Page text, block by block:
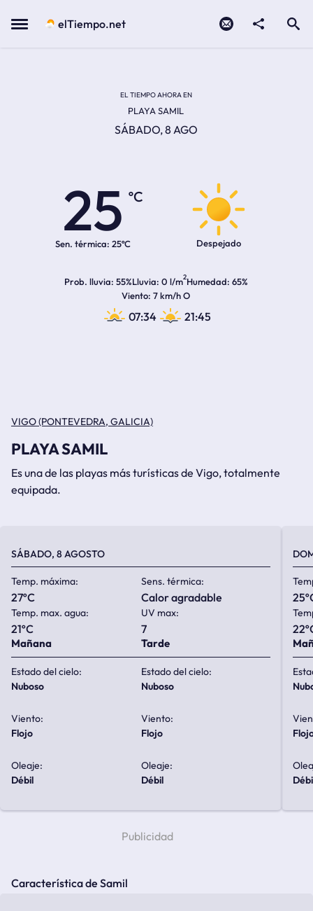
Menu elTiempo.net
EL TIEMPO AHORA EN
PLAYA SAMIL
SÁBADO, 8 AGO
25
ºC
Sen. térmica: 25ºC Despejado
Prob. lluvia 55%Lluvia 0 l/m2Humedad 65%
Viento 7 km/h O
07:34 21:45
VIGO (PONTEVEDRA, GALICIA)
PLAYA SAMIL
Es una de las playas más turísticas de Vigo, totalmente
equipada.
SÁBADO, 8 AGOSTO
Temp. máxima:
27ºC
Sens. térmica:
calor agradable
Temp. max. agua:
21ºC
UV max:
7
Mañana
Estado del cielo:
nuboso
Viento:
flojo
Oleaje:
débil
Tarde
Estado del cielo:
nuboso
Viento:
flojo
Oleaje:
débil
Característica de Samil